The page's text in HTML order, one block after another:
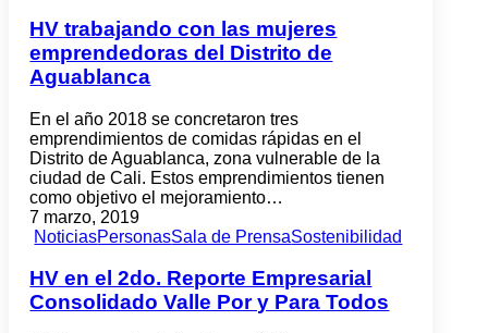
HV trabajando con las mujeres
emprendedoras del Distrito de
Aguablanca
En el año 2018 se concretaron tres
emprendimientos de comidas rápidas en el
Distrito de Aguablanca, zona vulnerable de la
ciudad de Cali. Estos emprendimientos tienen
como objetivo el mejoramiento…
7 marzo, 2019
NoticiasPersonasSala de PrensaSostenibilidad
HV en el 2do. Reporte Empresarial
Consolidado Valle Por y Para Todos